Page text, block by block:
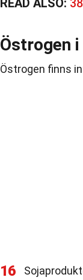
READ ALSO:
Östrogen
Östrogen finns
16